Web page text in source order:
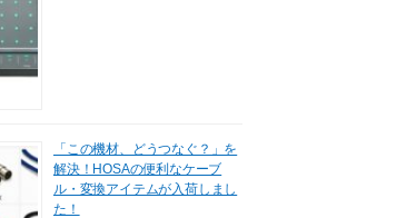
「この機材、どうつなぐ？」を
解決！HOSAの便利なケーブ
ル・変換アイテムが入荷しまし
た！